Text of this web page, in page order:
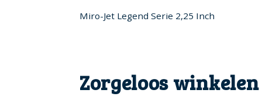
Miro-Jet Legend Serie 2,25 Inch
Zorgeloos